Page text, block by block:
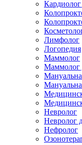
Кардиолог
Лимфолог
Логопедия
Маммолог
Маммолог
Невролог
Невролог
Нефролог